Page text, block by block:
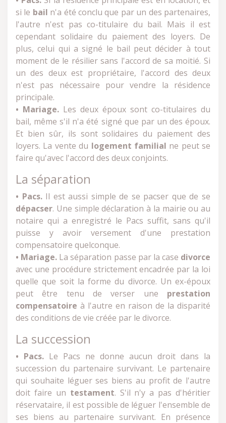
si le bail n'a été conclu que par un des partenaires,
l'autre n'est pas co-titulaire du bail. Mais il est
cependant solidaire du paiement des loyers. De
plus, celui qui a signé le bail peut décider à tout
moment de le résilier sans l'accord de sa moitié. Si
un des deux est propriétaire, l'accord des deux
n'est pas nécessaire pour vendre la résidence
principale.
• Mariage. Les deux époux sont co-titulaires du
bail, même s'il n'a été signé que par un des époux.
Et bien sûr, ils sont solidaires du paiement des
loyers. La vente du logement familial ne peut se
faire qu'avec l'accord des deux conjoints.
La séparation
• Pacs.Il est aussi simple de se pacser que de se
dépacser. Une simple déclaration à la mairie ou au
notaire qui a enregistré le Pacs suffit, sans qu'il
puisse y avoir versement d'une prestation
compensatoire quelconque.
• Mariage. La séparation passe par la case divorce
avec une procédure strictement encadrée par la loi
quelle que soit la forme du divorce. Un ex-époux
peut être tenu de verser une prestation
compensatoire à l'autre en raison de la disparité
des conditions de vie créée par le divorce.
La succession
• Pacs. Le Pacs ne donne aucun droit dans la
succession du partenaire survivant. Le partenaire
qui souhaite léguer ses biens au profit de l'autre
doit faire un testament. S'il n'y a pas d'héritier
réservataire, il est possible de léguer l'ensemble de
ses biens au partenaire survivant. En présence